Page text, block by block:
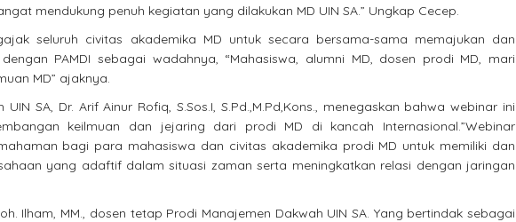
mendukung penuh kegiatan yang dilakukan MD UIN SA.” Ungkap Cecep.
seluruh civitas akademika MD untuk secara bersama-sama memajukan dan
PAMDI sebagai wadahnya, “Mahasiswa, alumni MD, dosen prodi MD, mari
MD” ajaknya.
SA, Dr. Arif Ainur Rofiq, S.Sos.I, S.Pd.,M.Pd,Kons., menegaskan bahwa webinar ini
keilmuan dan jejaring dari prodi MD di kancah Internasional.”Webinar
bagi para mahasiswa dan civitas akademika prodi MD untuk memiliki dan
yang adaftif dalam situasi zaman serta meningkatkan relasi dengan jaringan
Ilham, MM., dosen tetap Prodi Manajemen Dakwah UIN SA. Yang bertindak sebagai